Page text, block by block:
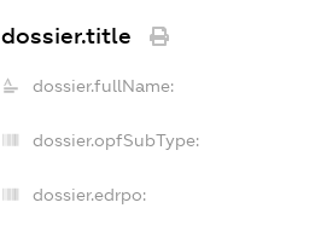
dossier.title
dossier.fullName:
dossier.opfSubType:
dossier.edrpo: